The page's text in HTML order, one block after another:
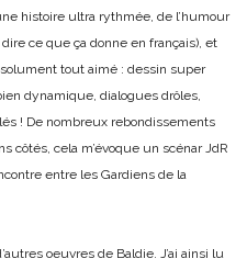
histoire ultra rythmée, de l’humour
ce que ça donne en français), et
tout aimé : dessin super
dynamique, dialogues drôles,
! De nombreux rebondissements
côtés, cela m’évoque un scénar JdR
entre les Gardiens de la
oeuvres de Baldie. J’ai ainsi lu